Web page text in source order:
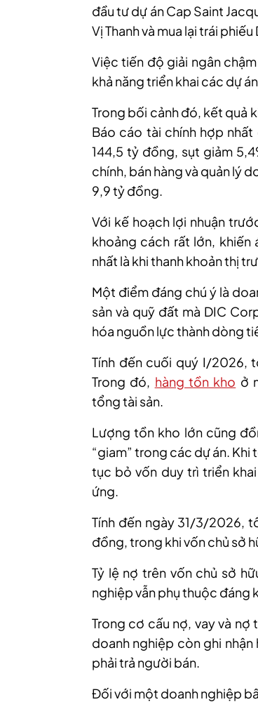
đầu tư dự án Cap Saint
Vị Thanh và mua lại trái phiếu
Việc tiến độ giải ngân
khả năng triển khai các dự
Trong bối cảnh đó, kết quả
Báo cáo tài chính hợp
144,5 tỷ đồng, sụt giảm
chính, bán hàng và quản lý
9,9 tỷ đồng.
Với kế hoạch lợi nhuận
khoảng cách rất lớn, khiến
nhất là khithanh khoản thị
Một điểm đáng chú ý là
sản và quỹ đất mà DIC
hóa nguồn lực thành dòng
Tính đến cuối quý I/2026,
Trong đó, hàng tồn kho ở
tổng tài sản.
Lượng tồn kho lớn cũng
“giam” trong các dự án.
tục bỏ vốn duy trì triển
ứng.
Tính đến ngày 31/3/2026,
đồng, trong khi vốn chủ sở
Tỷ lệ nợ trên vốn chủ sở
nghiệp vẫn phụ thuộc đáng
Trong cơ cấu nợ, vay và
doanh nghiệp còn ghi
phải trả người bán.
Đối với một doanh nghiệp